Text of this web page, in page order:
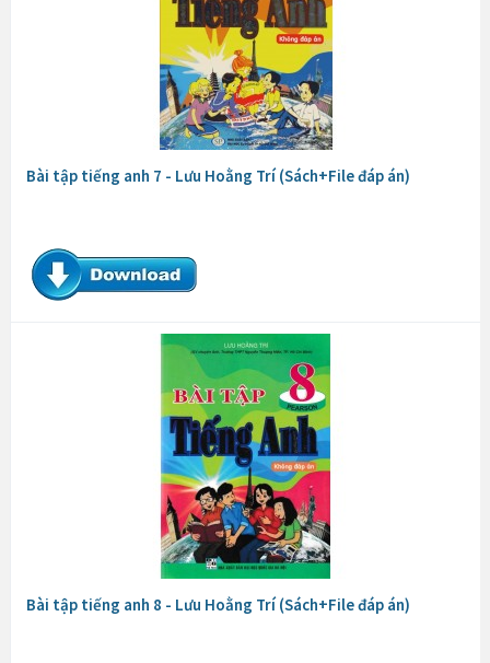
Bài tập tiếng anh 7 - Lưu Hoằng Trí (Sách+File đáp án)
Bài tập tiếng anh 8 - Lưu Hoằng Trí (Sách+File đáp án)